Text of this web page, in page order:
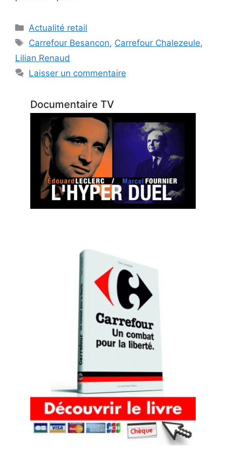
Catégories
Actualité retail
Étiquettes
Carrefour Besancon, Carrefour Chalezeule,
Lilian Renaud
Laisser un commentaire
Documentaire TV